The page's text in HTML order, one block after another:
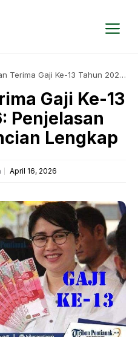
Terima Gaji Ke-13 Tahun 2026:
Gaji Ke-13
Penjelasan
Lengkap
April 16, 2026